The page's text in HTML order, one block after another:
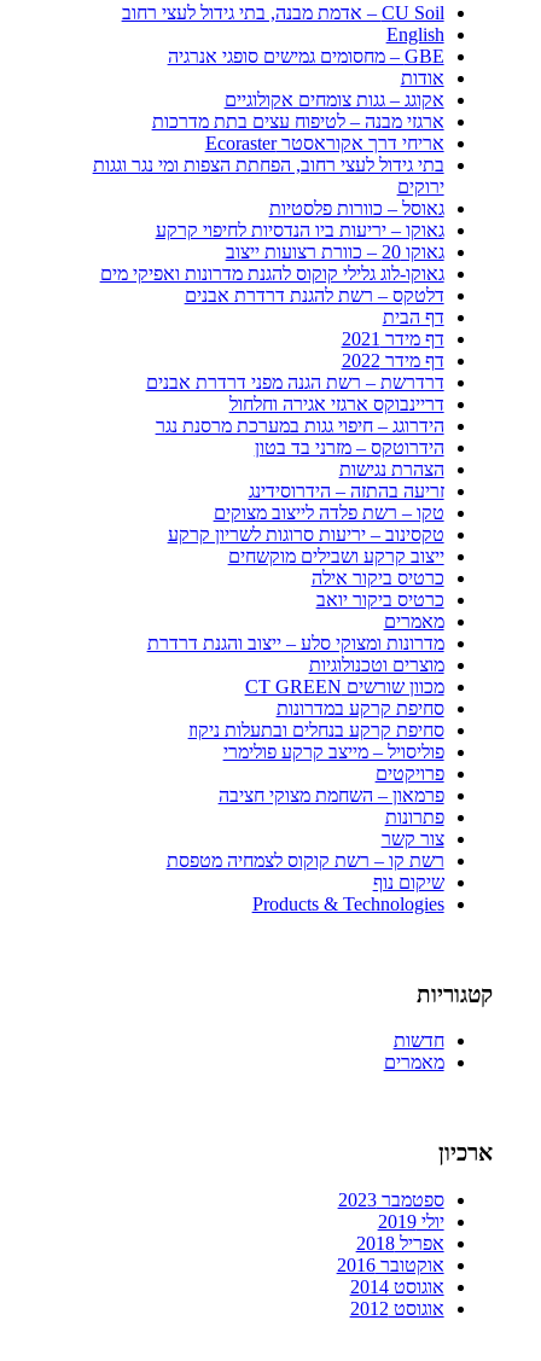
CU Soil – אדמת מבנה, בתי גידול לעצי רחוב
English
GBE – מחסומים גמישים סופגי אנרגיה
אודות
אקוגג – גגות צומחים אקולוגיים
ארגזי מבנה – לטיפוח עצים בתת מדרכות
אריחי דרך אקוראסטר Ecoraster
בתי גידול לעצי רחוב, הפחתת הצפות ומי נגר וגגות
ירוקים
גאוסל – כוורות פלסטיות
גאוקו – יריעות ביו הנדסיות לחיפוי קרקע
גאוקו 20 – כוורת רצועות ייצוב
גאוקו-לוג גלילי קוקוס להגנת מדרונות ואפיקי מים
דלטקס – רשת להגנת דרדרת אבנים
דף הבית
דף מידר 2021
דף מידר 2022
דרדרשת – רשת הגנה מפני דרדרת אבנים
דריינבוקס ארגזי אגירה וחלחול
הידרוגג – חיפוי גגות במערכת מרסנת נגר
הידרוטקס – מזרני בד בטון
הצהרת נגישות
זריעה בהתזה – הידרוסידינג
טקו – רשת פלדה לייצוב מצוקים
טקסינוב – יריעות סרוגות לשריון קרקע
ייצוב קרקע ושבילים מוקשחים
כרטיס ביקור אילה
כרטיס ביקור יואב
מאמרים
מדרונות ומצוקי סלע – ייצוב והגנת דרדרת
מוצרים וטכנולוגיות
מכוון שורשים CT GREEN
סחיפת קרקע במדרונות
סחיפת קרקע בנחלים ובתעלות ניקוז
פוליסויל – מייצב קרקע פולימרי
פרויקטים
פרמאון – השחמת מצוקי חציבה
פתרונות
צור קשר
רשת קו – רשת קוקוס לצמחיה מטפסת
שיקום נוף
Products & Technologies
קטגוריות
חדשות
מאמרים
ארכיון
ספטמבר 2023
יולי 2019
אפריל 2018
אוקטובר 2016
אוגוסט 2014
אוגוסט 2012